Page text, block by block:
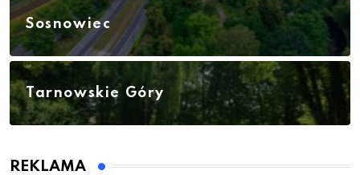
Sosnowiec
Tarnowskie Góry
REKLAMA